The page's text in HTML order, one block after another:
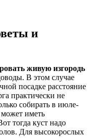
и
живую изгородь
В этом случае
посадке расстояние
практически не
собирать в июле-
может иметь
тогда куст надо
Для высокорослых